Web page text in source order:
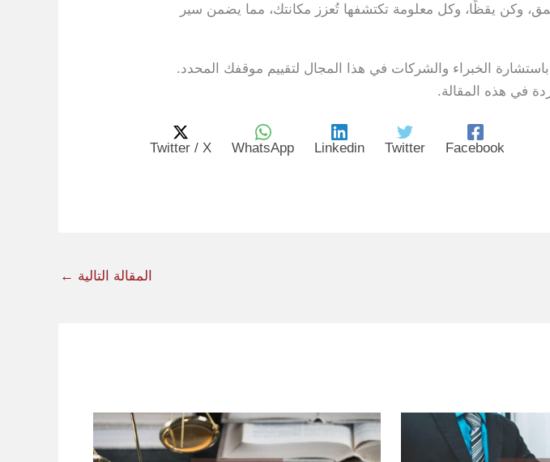
وكن يقظًا، وكل معلومة تكتشفها تُعزز مكانتك، مما يضمن سير
الخبراء والشركات في هذا المجال لتقييم موقفك المحدد.
في هذه المقالة.
Facebook
Twitter
Linkedin
WhatsApp
Twitter / X
المقالة التالية ←